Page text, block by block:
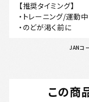
【推奨タイミング】
・トレーニング/運動中
・のどが渇く前に
JANコ
この商